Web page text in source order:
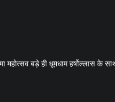
महोत्सव बड़े ही धूमधाम हर्षोल्लास के